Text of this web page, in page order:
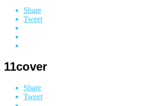
Share
Tweet
11cover
Share
Tweet